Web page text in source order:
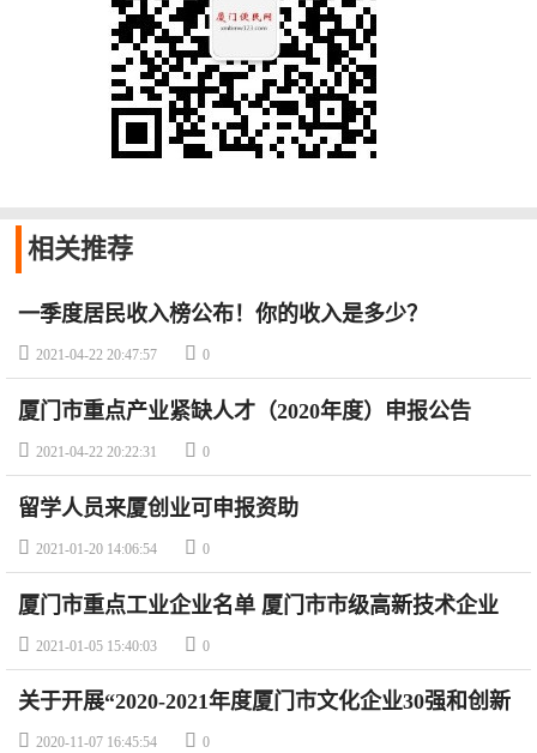
相关推荐
一季度居民收入榜公布！你的收入是多少？
 2021-04-22 20:47:57  0
厦门市重点产业紧缺人才（2020年度）申报公告
 2021-04-22 20:22:31  0
留学人员来厦创业可申报资助
 2021-01-20 14:06:54  0
厦门市重点工业企业名单 厦门市市级高新技术企业
备案名单（最新名单）
 2021-01-05 15:40:03  0
关于开展“2020-2021年度厦门市文化企业30强和创新
成长型文化企业”评选活动的通知
 2020-11-07 16:45:54  0